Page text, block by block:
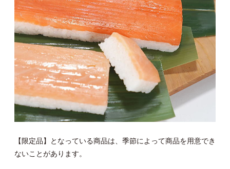
【限定品】となっている商品は、季節によって商品を用意でき
ないことがあります。